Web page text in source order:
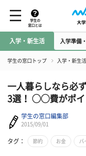
学生の
窓口とは
入学・新生活 入学準備
学生の窓口トップ 入学・新生活
一人暮らしなら必
3選！ ◯◯費がポイ
学生の窓口編集部
2015/09/01
タグ： 節約 お金 バ